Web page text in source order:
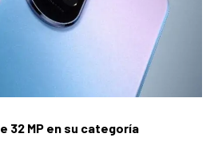
32 MP en su categoría